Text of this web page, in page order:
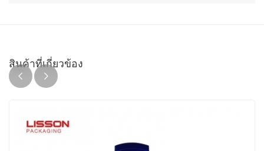
สินค้าที่เกี่ยวข้อง